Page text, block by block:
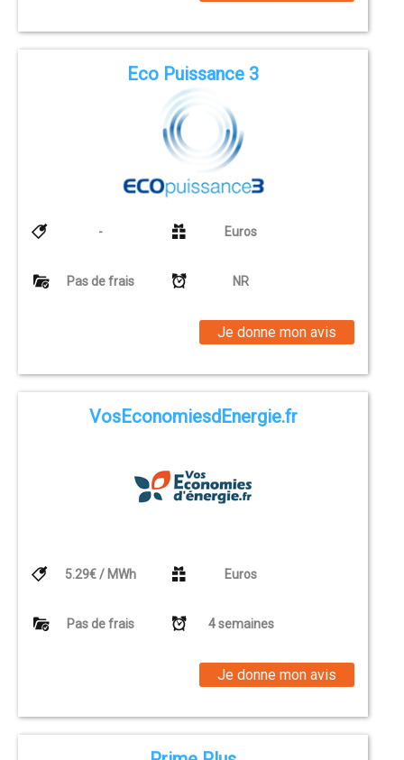
Eco Puissance 3
- Euros
Pas de frais NR
Je donne mon avis
VosEconomiesdEnergie.fr
5.29€ / MWh Euros
Pas de frais 4 semaines
Je donne mon avis